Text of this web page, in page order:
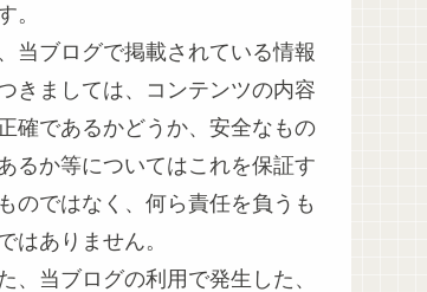
。
当ブログで掲載されている情報
きましては、コンテンツの内容
確であるかどうか、安全なもの
るか等についてはこれを保証す
のではなく、何ら責任を負うも
はありません。
、当ブログの利用で発生した、